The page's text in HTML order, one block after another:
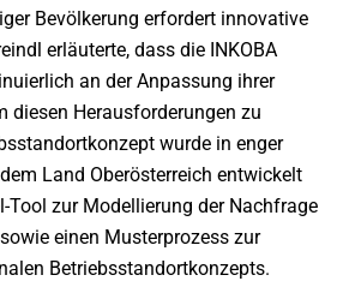
Bevölkerung erfordert innovative
erläuterte, dass die INKOBA
an der Anpassung ihrer
diesen Herausforderungen zu
wurde in enger
Land Oberösterreich entwickelt
Tool zur Modellierung der Nachfrage
einen Musterprozess zur
Betriebsstandortkonzepts.